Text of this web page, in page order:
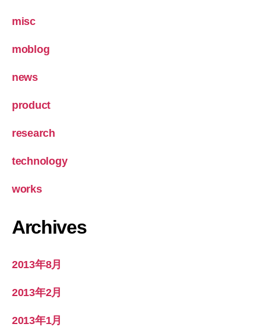
misc
moblog
news
product
research
technology
works
Archives
2013年8月
2013年2月
2013年1月